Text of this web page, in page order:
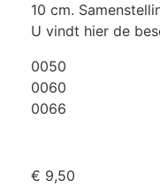
10 cm.
U vindt hier de
0050
0060
0066
€ 9,50